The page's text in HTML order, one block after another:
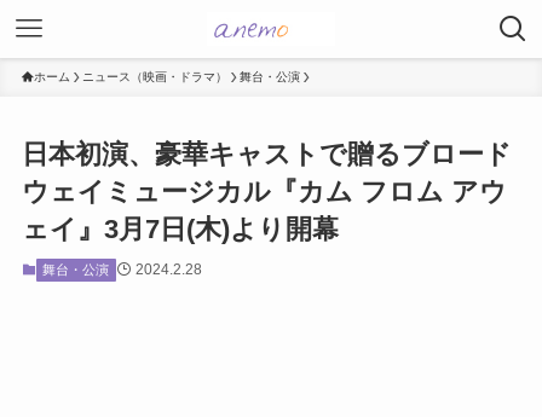
ホーム ニュース（映画・ドラマ） 舞台・公演
日本初演、豪華キャストで贈るブロード
ウェイミュージカル『カム フロム アウ
ェイ』3月7日(木)より開幕
舞台・公演 2024.2.28